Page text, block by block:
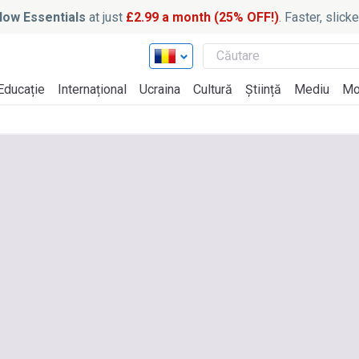
Essentials at just £2.99 a month (25% OFF!). Faster,
Internațional Ucraina Cultură Știință Mediu